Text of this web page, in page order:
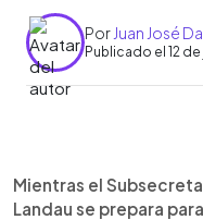
Por Juan José
Publicado el 12
Escuchar
Mientras el
Landau se prepara